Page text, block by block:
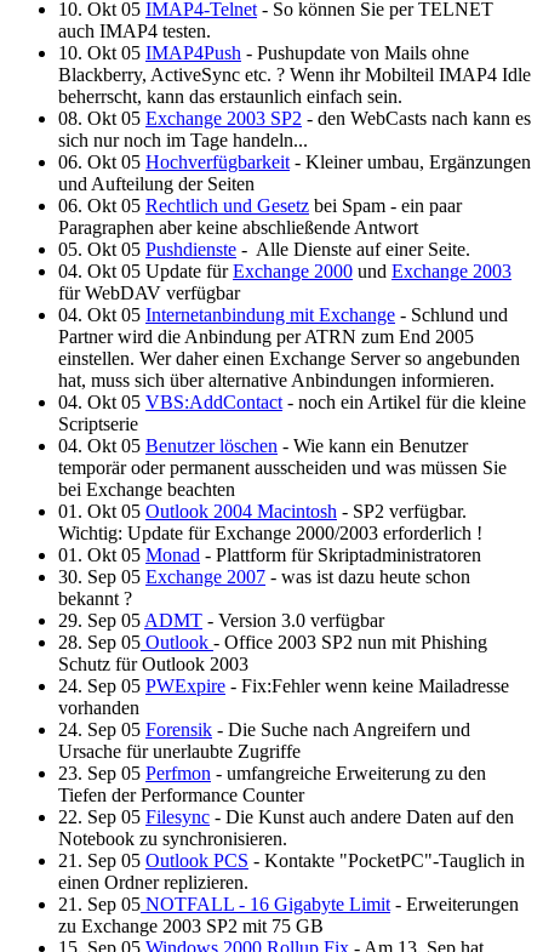
10. Okt 05 IMAP4-Telnet - So können Sie per TELNET
auch IMAP4 testen.
10. Okt 05 IMAP4Push - Pushupdate von Mails ohne
Blackberry, ActiveSync etc. ? Wenn ihr Mobilteil IMAP4 Idle
beherrscht, kann das erstaunlich einfach sein.
08. Okt 05 Exchange 2003 SP2 - den WebCasts nach kann es
sich nur noch im Tage handeln...
06. Okt 05 Hochverfügbarkeit - Kleiner umbau, Ergänzungen
und Aufteilung der Seiten
06. Okt 05 Rechtlich und Gesetz bei Spam - ein paar
Paragraphen aber keine abschließende Antwort
05. Okt 05 Pushdienste - Alle Dienste auf einer Seite.
04. Okt 05 Update fürExchange 2000 und Exchange 2003
für WebDAV verfügbar
04. Okt 05 Internetanbindung mit Exchange - Schlund und
Partner wird die Anbindung per ATRN zum End 2005
einstellen. Wer daher einen Exchange Server so angebunden
hat, muss sich über alternative Anbindungen informieren.
04. Okt 05 VBS:AddContact - noch ein Artikel für die kleine
Scriptserie
04. Okt 05 Benutzer löschen - Wie kann ein Benutzer
temporär oder permanent ausscheiden und was müssen Sie
bei Exchange beachten
01. Okt 05 Outlook 2004 Macintosh - SP2 verfügbar.
Wichtig: Update für Exchange 2000/2003 erforderlich !
01. Okt 05 Monad - Plattform für Skriptadministratoren
30. Sep 05 Exchange 2007 - was ist dazu heute schon
bekannt ?
29. Sep 05 ADMT - Version 3.0 verfügbar
28. Sep 05 Outlook - Office 2003 SP2 nun mit Phishing
Schutz für Outlook 2003
24. Sep 05 PWExpire - Fix:Fehler wenn keine Mailadresse
vorhanden
24. Sep 05 Forensik - Die Suche nach Angreifern und
Ursache für unerlaubte Zugriffe
23. Sep 05 Perfmon - umfangreiche Erweiterung zu den
Tiefen der Performance Counter
22. Sep 05 Filesync - Die Kunst auch andere Daten auf den
Notebook zu synchronisieren.
21. Sep 05 Outlook PCS - Kontakte "PocketPC"-Tauglich in
einen Ordner replizieren.
21. Sep 05 NOTFALL - 16 Gigabyte Limit - Erweiterungen
zu Exchange 2003 SP2 mit 75 GB
15. Sep 05 Windows 2000 Rollup Fix - Am 13. Sep hat